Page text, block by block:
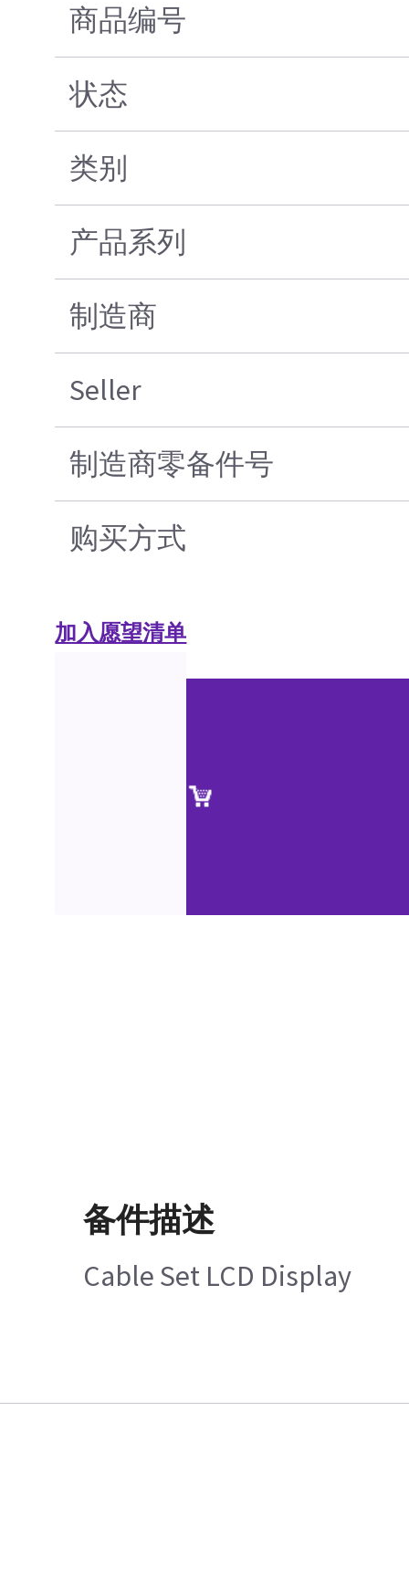
商品编号
状态
类别
产品系列
制造商
Seller
制造商零备件号
购买方式
加入愿望清单
备件描述
Cable Set LCD Display